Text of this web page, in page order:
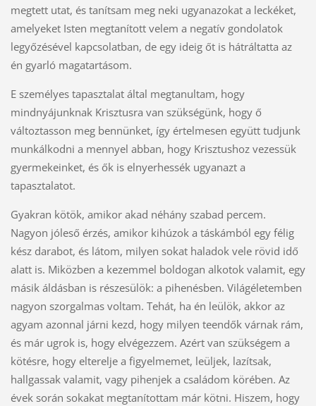
megtett utat, és tanítsam meg neki ugyanazokat a leckéket,
amelyeket Isten megtanított velem a negatív gondolatok
legyőzésével kapcsolatban, de egy ideig őt is hátráltatta az
én gyarló magatartásom.
E személyes tapasztalat által megtanultam, hogy
mindnyájunknak Krisztusra van szükségünk, hogy ő
változtasson meg bennünket, így értelmesen együtt tudjunk
munkálkodni a mennyel abban, hogy Krisztushoz vezessük
gyermekeinket, és ők is elnyerhessék ugyanazt a
tapasztalatot.
Gyakran kötök, amikor akad néhány szabad percem.
Nagyon jóleső érzés, amikor kihúzok a táskámból egy félig
kész darabot, és látom, milyen sokat haladok vele rövid idő
alatt is. Miközben a kezemmel boldogan alkotok valamit, egy
másik áldásban is részesülök: a pihenésben. Világéletemben
nagyon szorgalmas voltam. Tehát, ha én leülök, akkor az
agyam azonnal járni kezd, hogy milyen teendők várnak rám,
és már ugrok is, hogy elvégezzem. Azért van szükségem a
kötésre, hogy elterelje a figyelmemet, leüljek, lazítsak,
hallgassak valamit, vagy pihenjek a családom körében. Az
évek során sokakat megtanítottam már kötni. Hiszem, hogy